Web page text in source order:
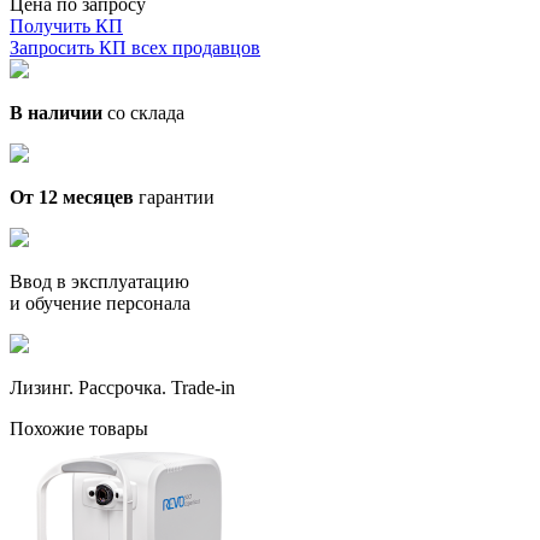
Получить КП
Запросить КП всех продавцов
В наличии со склада
От 12 месяцев гарантии
Ввод в эксплуатацию
и обучение персонала
Лизинг. Рассрочка. Trade-in
Похожие товары